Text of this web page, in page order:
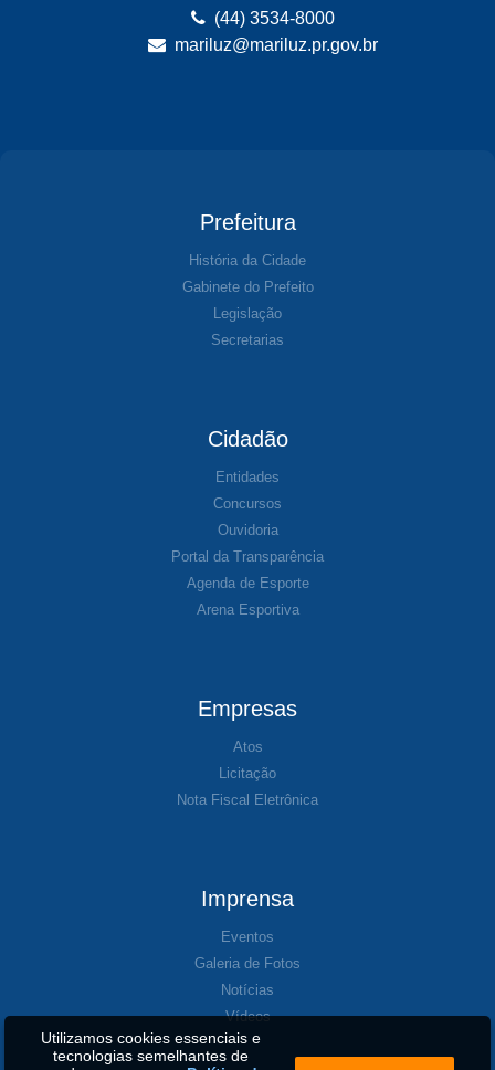
(44) 3534-8000
mariluz@mariluz.pr.gov.br
Prefeitura
História da Cidade
Gabinete do Prefeito
Legislação
Secretarias
Cidadão
Entidades
Concursos
Ouvidoria
Portal da Transparência
Agenda de Esporte
Arena Esportiva
Empresas
Atos
Licitação
Nota Fiscal Eletrônica
Imprensa
Eventos
Galeria de Fotos
Notícias
Vídeos
Utilizamos cookies essenciais e
tecnologias semelhantes de